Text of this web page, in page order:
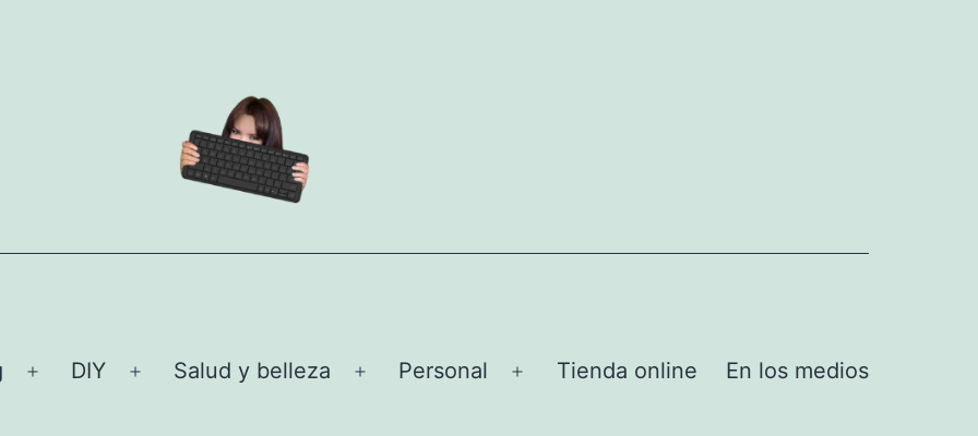
Abrir
DIY
Abrir
Salud y belleza
Abrir
Personal
Abrir
Tienda online En los medios